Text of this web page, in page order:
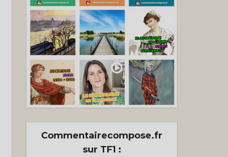
Commentairecompose.fr
sur TF1 :